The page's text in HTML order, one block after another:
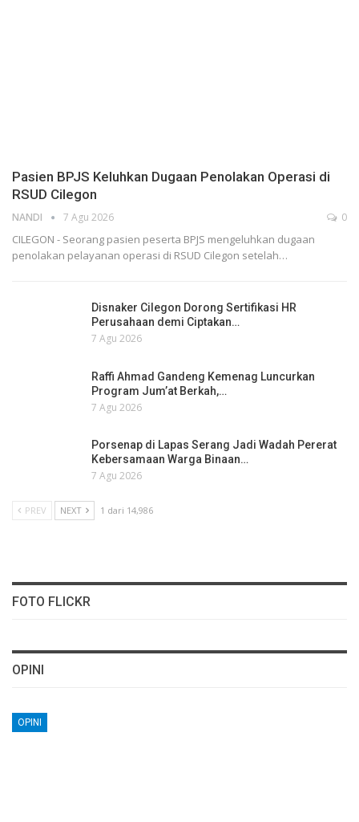
Pasien BPJS Keluhkan Dugaan Penolakan Operasi di
RSUD Cilegon
NANDI 7 Agu 2026 0
CILEGON - Seorang pasien peserta BPJS mengeluhkan dugaan
penolakan pelayanan operasi di RSUD Cilegon setelah…
Disnaker Cilegon Dorong Sertifikasi HR
Perusahaan demi Ciptakan…
7 Agu 2026
Raffi Ahmad Gandeng Kemenag Luncurkan
Program Jum’at Berkah,…
7 Agu 2026
Porsenap di Lapas Serang Jadi Wadah Pererat
Kebersamaan Warga Binaan…
7 Agu 2026
PREV NEXT 1 dari 14,986
FOTO FLICKR
OPINI
OPINI